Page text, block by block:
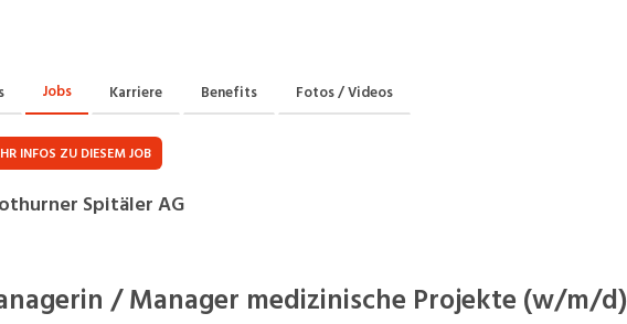
Jobs Karriere Benefits Fotos / Videos
INFOS ZU DIESEM JOB
Spitäler AG
/ Manager medizinische Projekte (w/m/d)